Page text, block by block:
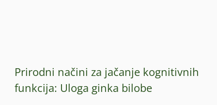
Prirodni načini za jačanje kognitivnih
funkcija: Uloga ginka bilobe